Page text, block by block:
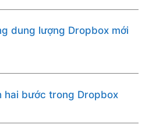
dung lượng Dropbox mới
hai bước trong Dropbox